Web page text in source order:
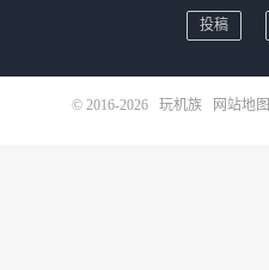
投稿
© 2016-2026 玩机族 网站地图